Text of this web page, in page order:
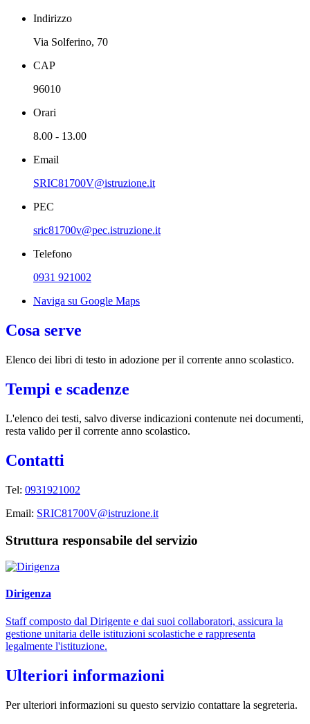
Indirizzo
Via Solferino, 70
CAP
96010
Orari
8.00 - 13.00
Email
SRIC81700V@istruzione.it
PEC
sric81700v@pec.istruzione.it
Telefono
0931 921002
Naviga su Google Maps
Cosa serve
Elenco dei libri di testo in adozione per il corrente anno scolastico.
Tempi e scadenze
L'elenco dei testi, salvo diverse indicazioni contenute nei documenti,
resta valido per il corrente anno scolastico.
Contatti
Tel: 0931921002
Email: SRIC81700V@istruzione.it
Struttura responsabile del servizio
Dirigenza
Staff composto dal Dirigente e dai suoi collaboratori, assicura la
gestione unitaria delle istituzioni scolastiche e rappresenta
legalmente l'istituzione.
Ulteriori informazioni
Per ulteriori informazioni su questo servizio contattare la segreteria.